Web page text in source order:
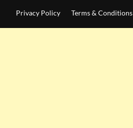
Privacy Policy Terms & Conditions